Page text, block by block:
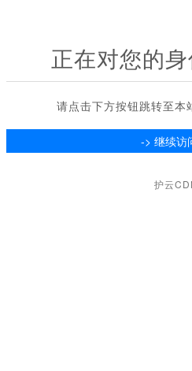
正在对您的
请点击下方按钮跳转至本
护云